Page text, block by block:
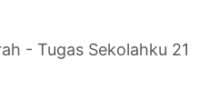
- Tugas Sekolahku 21